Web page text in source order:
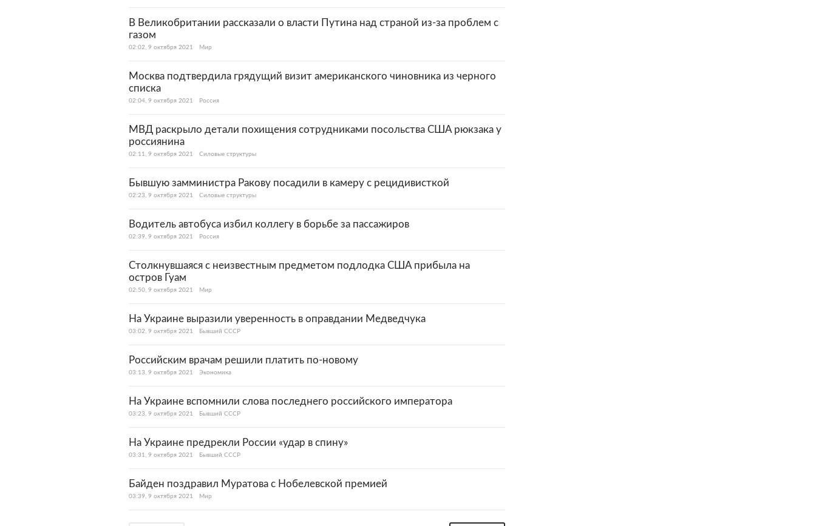
В Великобритании рассказали о власти Путина над страной из-за проблем с
газом
02:02, 9 октября 2021 Мир
Москва подтвердила грядущий визит американского чиновника из черного
списка
02:04, 9 октября 2021 Россия
МВД раскрыло детали похищения сотрудниками посольства США рюкзака у
россиянина
02:11, 9 октября 2021 Силовые структуры
Бывшую замминистра Ракову посадили в камеру с рецидивисткой
02:23, 9 октября 2021 Силовые структуры
Водитель автобуса избил коллегу в борьбе за пассажиров
02:39, 9 октября 2021 Россия
Столкнувшаяся с неизвестным предметом подлодка США прибыла на
остров Гуам
02:50, 9 октября 2021 Мир
На Украине выразили уверенность в оправдании Медведчука
03:02, 9 октября 2021 Бывший СССР
Российским врачам решили платить по-новому
03:13, 9 октября 2021 Экономика
На Украине вспомнили слова последнего российского императора
03:23, 9 октября 2021 Бывший СССР
На Украине предрекли России «удар в спину»
03:31, 9 октября 2021 Бывший СССР
Байден поздравил Муратова с Нобелевской премией
03:39, 9 октября 2021 Мир